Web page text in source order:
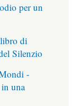
per un
di
Silenzio
-
una